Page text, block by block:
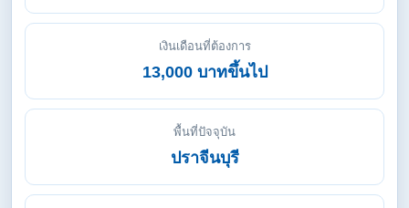
เงินเดือนที่ต้องการ
13,000 บาทขึ้นไป
พื้นที่ปัจจุบัน
ปราจีนบุรี